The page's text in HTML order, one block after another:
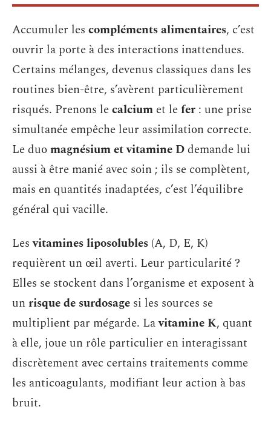
Accumuler les compléments alimentaires, c’est
ouvrir la porte à des interactions inattendues.
Certains mélanges, devenus classiques dans les
routines bien-être, s’avèrent particulièrement
risqués. Prenons lecalcium et lefer : une prise
simultanée empêche leur assimilation correcte.
Le duomagnésium et vitamine Ddemande lui
aussi à être manié avec soin ; ils se complètent,
mais en quantités inadaptées, c’est l’équilibre
général qui vacille.
Lesvitamines liposolubles (A, D, E, K)
requièrent un œil averti. Leur particularité ?
Elles se stockent dans l’organisme et exposent à
unrisque de surdosage si les sources se
multiplient par mégarde. Lavitamine K, quant
à elle, joue un rôle particulier en interagissant
discrètement avec certains traitements comme
les anticoagulants, modifiant leur action à bas
bruit.